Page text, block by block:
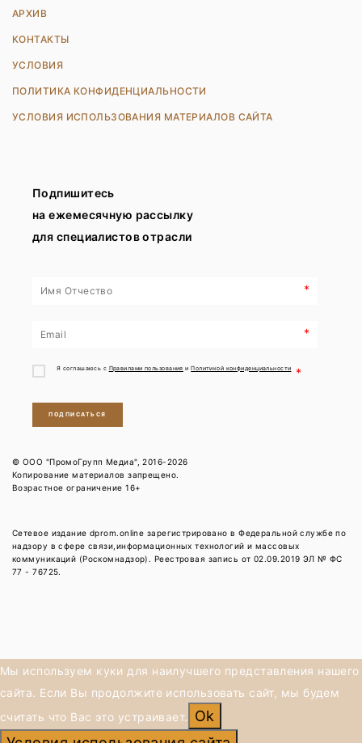
АРХИВ
КОНТАКТЫ
УСЛОВИЯ
ПОЛИТИКА КОНФИДЕНЦИАЛЬНОСТИ
УСЛОВИЯ ИСПОЛЬЗОВАНИЯ МАТЕРИАЛОВ САЙТА
Подпишитесь
на ежемесячную рассылку
для специалистов отрасли
*
*
Я соглашаюсь с Правилами пользования иПолитикой конфиденциальности *
ПОДПИСАТЬСЯ
© ООО "ПромоГрупп Медиа", 2016-2026
Копирование материалов запрещено.
Возрастное ограничение 16+
Сетевое издание dprom.online зарегистрировано в Федеральной службе по
надзору в сфере связи,информационных технологий и массовых
коммуникаций (Роскомнадзор). Реестровая запись от 02.09.2019 ЭЛ № ФС
77 - 76725.
Мы используем куки для наилучшего представления нашего
сайта. Если Вы продолжите использовать сайт, мы будем
считать что Вас это устраивает.
Ok